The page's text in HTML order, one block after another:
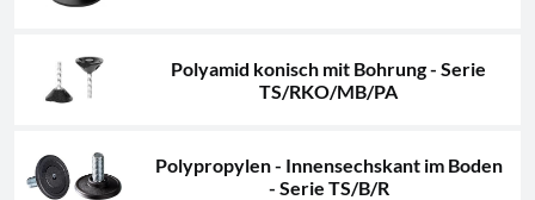
Polyamid konisch mit Bohrung - Serie
TS/RKO/MB/PA
Polypropylen - Innensechskant im Boden
- Serie TS/B/R